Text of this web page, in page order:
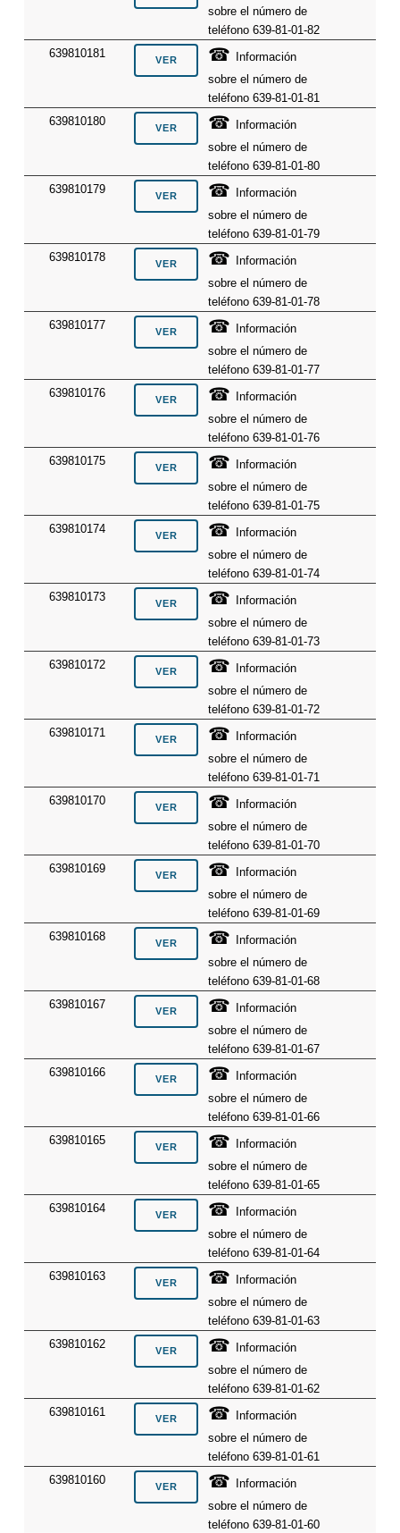
sobre el número de
teléfono 639-81-01-82
639810181
☎
Información
sobre el número de
teléfono 639-81-01-81
639810180
☎
Información
sobre el número de
teléfono 639-81-01-80
639810179
☎
Información
sobre el número de
teléfono 639-81-01-79
639810178
☎
Información
sobre el número de
teléfono 639-81-01-78
639810177
☎
Información
sobre el número de
teléfono 639-81-01-77
639810176
☎
Información
sobre el número de
teléfono 639-81-01-76
639810175
☎
Información
sobre el número de
teléfono 639-81-01-75
639810174
☎
Información
sobre el número de
teléfono 639-81-01-74
639810173
☎
Información
sobre el número de
teléfono 639-81-01-73
639810172
☎
Información
sobre el número de
teléfono 639-81-01-72
639810171
☎
Información
sobre el número de
teléfono 639-81-01-71
639810170
☎
Información
sobre el número de
teléfono 639-81-01-70
639810169
☎
Información
sobre el número de
teléfono 639-81-01-69
639810168
☎
Información
sobre el número de
teléfono 639-81-01-68
639810167
☎
Información
sobre el número de
teléfono 639-81-01-67
639810166
☎
Información
sobre el número de
teléfono 639-81-01-66
639810165
☎
Información
sobre el número de
teléfono 639-81-01-65
639810164
☎
Información
sobre el número de
teléfono 639-81-01-64
639810163
☎
Información
sobre el número de
teléfono 639-81-01-63
639810162
☎
Información
sobre el número de
teléfono 639-81-01-62
639810161
☎
Información
sobre el número de
teléfono 639-81-01-61
639810160
☎
Información
sobre el número de
teléfono 639-81-01-60